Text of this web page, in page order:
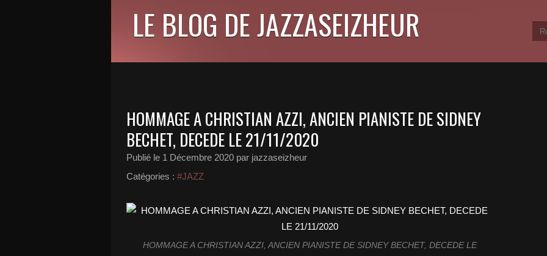
LE BLOG DE JAZZASEIZHEUR
HOMMAGE A CHRISTIAN AZZI, ANCIEN PIANISTE DE SIDNEY
BECHET, DECEDE LE 21/11/2020
Publié le 1 Décembre 2020 par jazzaseizheur
Catégories : #JAZZ
HOMMAGE A CHRISTIAN AZZI, ANCIEN PIANISTE DE SIDNEY BECHET, DECEDE LE